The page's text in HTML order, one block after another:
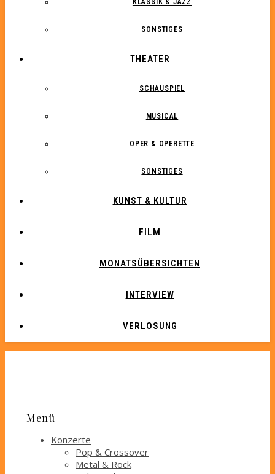
KLASSIK & JAZZ
SONSTIGES
THEATER
SCHAUSPIEL
MUSICAL
OPER & OPERETTE
SONSTIGES
KUNST & KULTUR
FILM
MONATSÜBERSICHTEN
INTERVIEW
VERLOSUNG
Menü
Konzerte
Pop & Crossover
Metal & Rock